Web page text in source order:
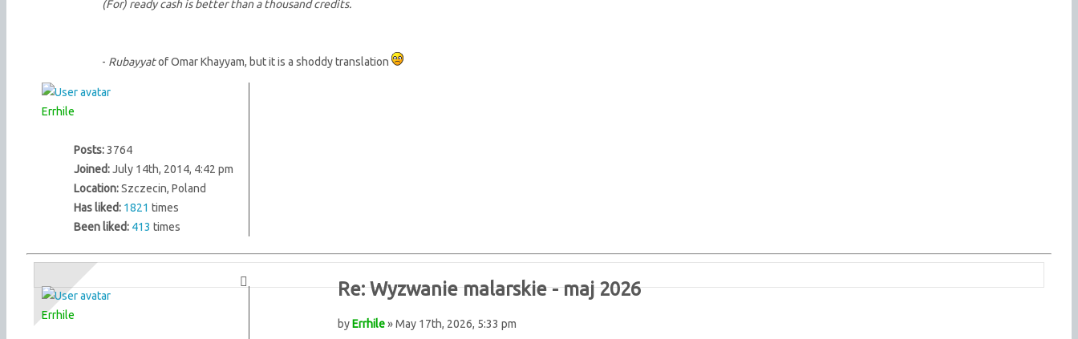
(For) ready cash is better than a thousand credits.
- Rubayyatof Omar Khayyam, but it is a shoddy translation
Errhile
Posts:3764
Joined:July 14th, 2014, 4:42 pm
Location:Szczecin, Poland
Has liked: 1821 times
Been liked: 413 times
Re: Wyzwanie malarskie - maj 2026
byErrhile» May 17th, 2026, 5:33 pm
Errhile